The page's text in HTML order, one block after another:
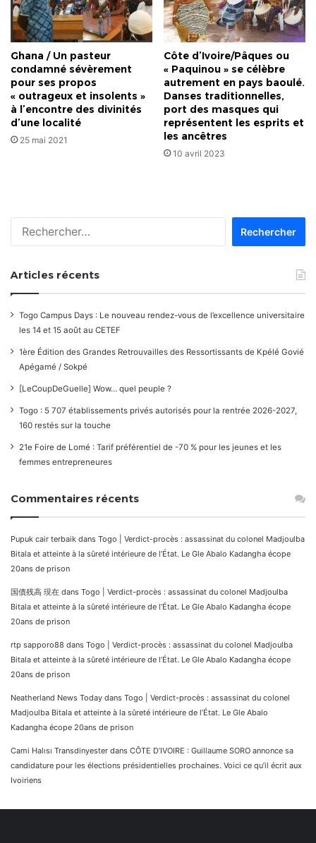
Ghana / Un pasteur
condamné sévèrement
pour ses propos
« outrageux et insolents »
à l’encontre des divinités
d’une localité
25 mai 2021
Côte d’Ivoire/Pâques ou
« Paquinou » se célèbre
autrement en pays baoulé.
Danses traditionnelles,
port des masques qui
représentent les esprits et
les ancêtres
10 avril 2023
Articles récents
Togo Campus Days : Le nouveau rendez-vous de l’excellence universitaire
les 14 et 15 août au CETEF
1ère Édition des Grandes Retrouvailles des Ressortissants de Kpélé Govié
Apégamé / Sokpé
[LeCoupDeGuelle] Wow… quel peuple ?
Togo : 5 707 établissements privés autorisés pour la rentrée 2026-2027,
160 restés sur la touche
21e Foire de Lomé : Tarif préférentiel de -70 % pour les jeunes et les
femmes entrepreneures
Commentaires récents
Pupuk cair terbaik dans Togo | Verdict-procès : assassinat du colonel Madjoulba
Bitala et atteinte à la sûreté intérieure de l’État. Le Gle Abalo Kadangha écope
20ans de prison
国債残高 現在 dans Togo | Verdict-procès : assassinat du colonel Madjoulba
Bitala et atteinte à la sûreté intérieure de l’État. Le Gle Abalo Kadangha écope
20ans de prison
rtp sapporo88 dans Togo | Verdict-procès : assassinat du colonel Madjoulba
Bitala et atteinte à la sûreté intérieure de l’État. Le Gle Abalo Kadangha écope
20ans de prison
Neatherland News Today dans Togo | Verdict-procès : assassinat du colonel
Madjoulba Bitala et atteinte à la sûreté intérieure de l’État. Le Gle Abalo
Kadangha écope 20ans de prison
Cami Halısı Transdinyester dans CÔTE D’IVOIRE : Guillaume SORO annonce sa
candidature pour les élections présidentielles prochaines. Voici ce qu’il écrit aux
Ivoiriens